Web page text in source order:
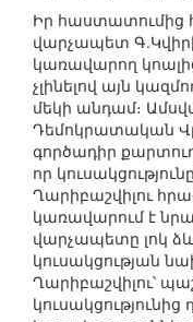
Իր հաստատումից
վարչապետ
կառավարող
չլինելով այն
մեկի անդամ։
Դեմոկրատական
գործադիր
որ
Ղարիբաշվիլու
կառավարում է
վարչապետը լոկ
կուսակցության
Ղարիբաշվիլու՝
կուսակցությունից